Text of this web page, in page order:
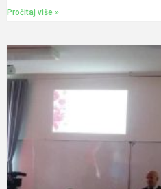
Pročitaj više »